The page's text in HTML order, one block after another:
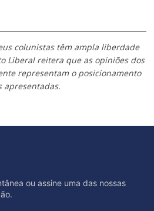
colunistas têm ampla liberdade
Liberal reitera que as opiniões dos
representam o posicionamento
apresentadas.
ou assine uma das nossas